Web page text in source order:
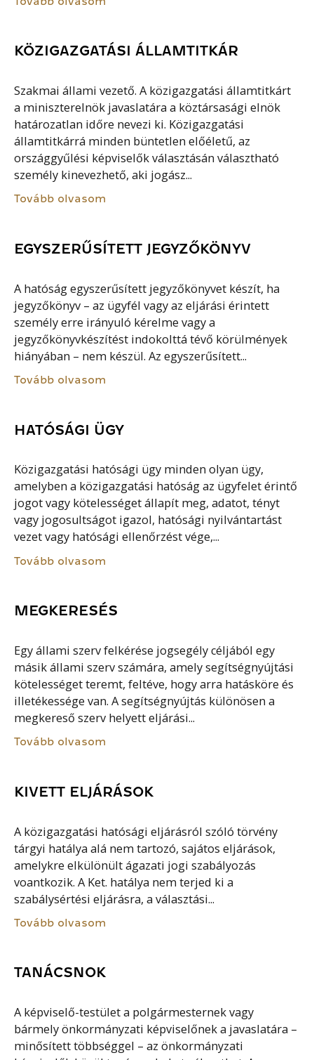
KÖZIGAZGATÁSI ÁLLAMTITKÁR
Szakmai állami vezető. A közigazgatási államtitkárt
a miniszterelnök javaslatára a köztársasági elnök
határozatlan időre nevezi ki. Közigazgatási
államtitkárrá minden büntetlen előéletű, az
országgyűlési képviselők választásán választható
személy kinevezhető, aki jogász...
Tovább olvasom
EGYSZERŰSÍTETT JEGYZŐKÖNYV
A hatóság egyszerűsített jegyzőkönyvet készít, ha
jegyzőkönyv – az ügyfél vagy az eljárási érintett
személy erre irányuló kérelme vagy a
jegyzőkönyvkészítést indokolttá tévő körülmények
hiányában – nem készül. Az egyszerűsített...
Tovább olvasom
HATÓSÁGI ÜGY
Közigazgatási hatósági ügy minden olyan ügy,
amelyben a közigazgatási hatóság az ügyfelet érintő
jogot vagy kötelességet állapít meg, adatot, tényt
vagy jogosultságot igazol, hatósági nyilvántartást
vezet vagy hatósági ellenőrzést vége,...
Tovább olvasom
MEGKERESÉS
Egy állami szerv felkérése jogsegély céljából egy
másik állami szerv számára, amely segítségnyújtási
kötelességet teremt, feltéve, hogy arra hatásköre és
illetékessége van. A segítségnyújtás különösen a
megkereső szerv helyett eljárási...
Tovább olvasom
KIVETT ELJÁRÁSOK
A közigazgatási hatósági eljárásról szóló törvény
tárgyi hatálya alá nem tartozó, sajátos eljárások,
amelykre elkülönült ágazati jogi szabályozás
voantkozik. A Ket. hatálya nem terjed ki a
szabálysértési eljárásra, a választási...
Tovább olvasom
TANÁCSNOK
A képviselő-testület a polgármesternek vagy
bármely önkormányzati képviselőnek a javaslatára –
minősített többséggel – az önkormányzati